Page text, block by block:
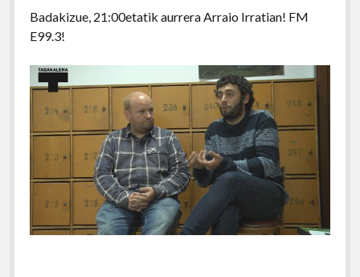
Badakizue, 21:00etatik aurrera Arraio Irratian! FM
E99.3!